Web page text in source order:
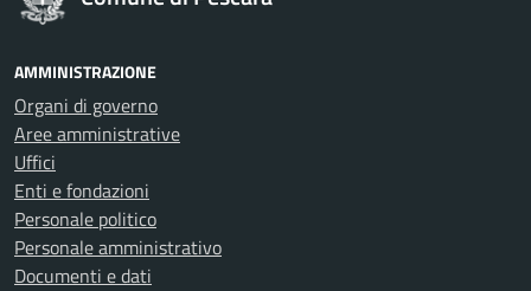
AMMINISTRAZIONE
Organi di governo
Aree amministrative
Uffici
Enti e fondazioni
Personale politico
Personale amministrativo
Documenti e dati